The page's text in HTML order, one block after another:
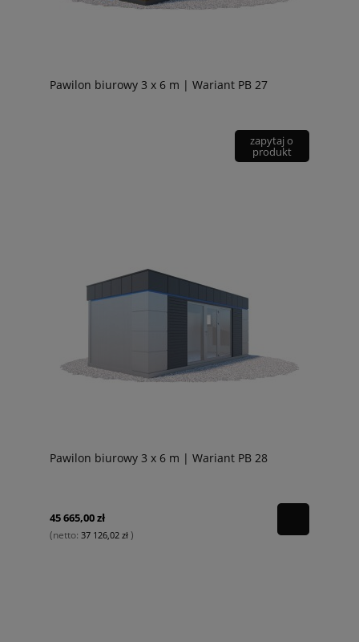
Pawilon biurowy 3 x 6 m | Wariant PB 27
zapytaj o
produkt
Pawilon biurowy 3 x 6 m | Wariant PB 28
45 665,00 zł
(netto: 37 126,02 zł )